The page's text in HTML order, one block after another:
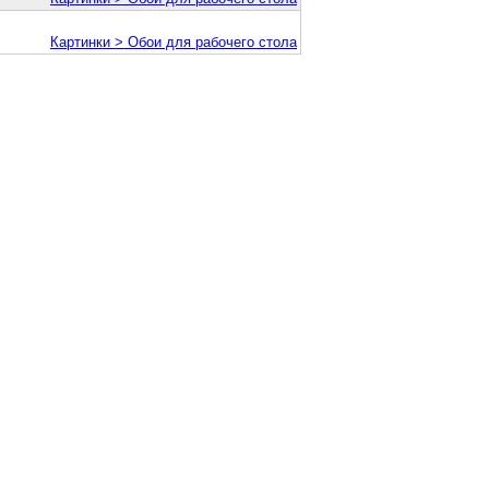
Картинки > Обои для рабочего стола